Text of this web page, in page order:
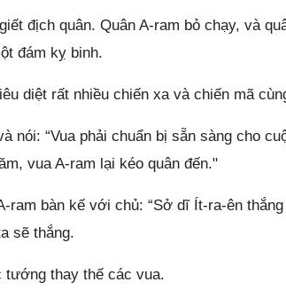
địch quân. Quân A-ram bỏ chạy, và
đám kỵ binh.
diệt rất nhiều chiến xa và chiến mã
nói: “Vua phải chuẩn bị sẵn sàng cho
vua A-ram lại kéo quân đến."
ram bàn kế với chủ: “Sở dĩ Ít-ra-ên
sẽ thắng.
tướng thay thế các vua.